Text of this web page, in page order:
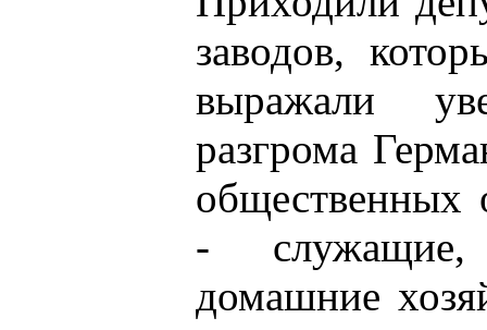
заводов,
выражали
разгрома
общественных
- служащие,
домашние